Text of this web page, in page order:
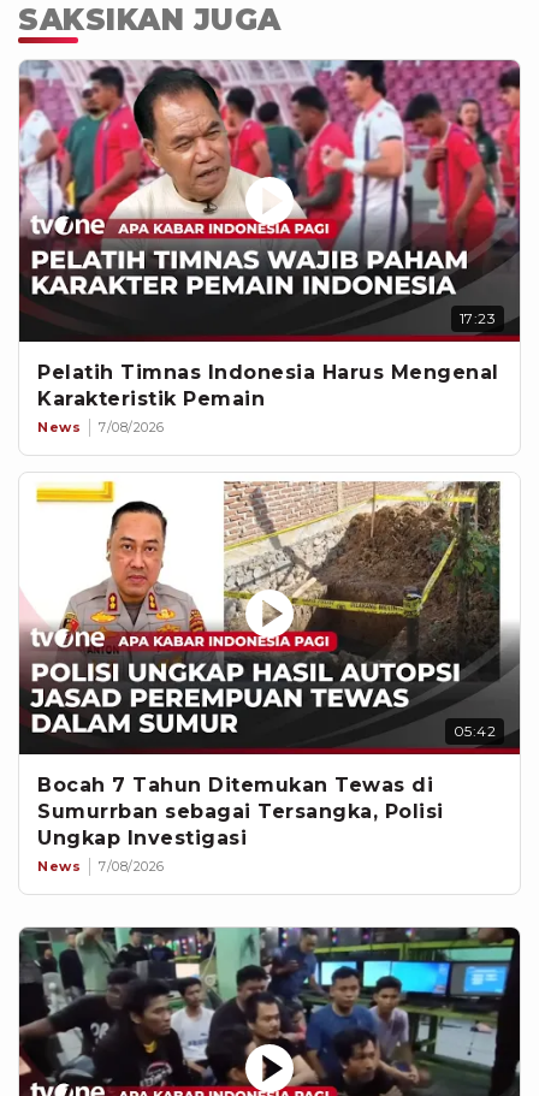
SAKSIKAN JUGA
17:23
Pelatih Timnas Indonesia Harus Mengenal
Karakteristik Pemain
News 7/08/2026
05:42
Bocah 7 Tahun Ditemukan Tewas di
Sumurrban sebagai Tersangka, Polisi
Ungkap Investigasi
News 7/08/2026